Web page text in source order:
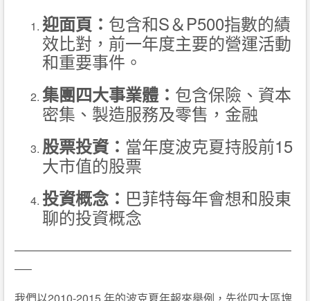
迎面頁： 包含和S＆P500指數的績
效比對，前一年度主要的營運活動
和重要事件。
集團四大事業體： 包含保險、資本
密集、製造服務及零售，金融
股票投資： 當年度波克夏持股前15
大市值的股票
投資概念： 巴菲特每年會想和股東
聊的投資概念
—————————————————————————
—–
我們以2010-2015 年的波克夏年報來舉例，先從四大區塊